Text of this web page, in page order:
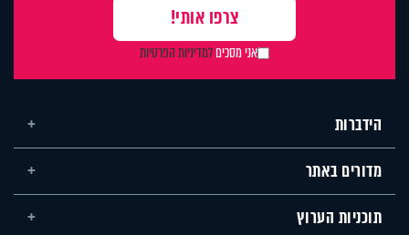
אני מסכיםלמדיניות הפרטיות
הידברות
מדורים באתר
תוכניות הערוץ